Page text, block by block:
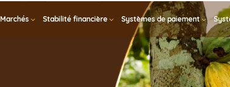
Marchés Stabilité financière Systèmes de paiement